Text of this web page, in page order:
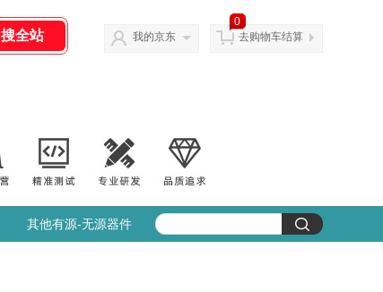
我的京东
0
去购物车结算
其他有源-无源器件